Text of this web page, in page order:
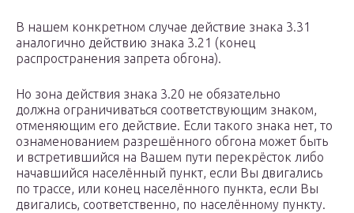
В нашем конкретном случае действие знака 3.31
аналогично действию знака 3.21 (конец
распространения запрета обгона).
Но зона действия знака 3.20 не обязательно
должна ограничиваться соответствующим знаком,
отменяющим его действие. Если такого знака нет, то
ознаменованием разрешённого обгона может быть
и встретившийся на Вашем пути перекрёсток либо
начавшийся населённый пункт, если Вы двигались
по трассе, или конец населённого пункта, если Вы
двигались, соответственно, по населённому пункту.